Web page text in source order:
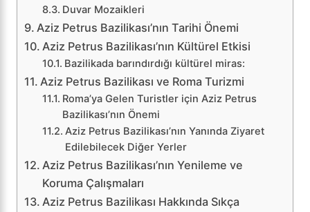
Duvar Mozaikleri
Aziz Petrus Bazilikası’nın Tarihi Önemi
Aziz Petrus Bazilikası’nın Kültürel Etkisi
Bazilikada barındırdığı kültürel miras:
Aziz Petrus Bazilikası ve Roma Turizmi
Roma’ya Gelen Turistler için Aziz Petrus
Bazilikası’nın Önemi
Aziz Petrus Bazilikası’nın Yanında Ziyaret
Edilebilecek Diğer Yerler
Aziz Petrus Bazilikası’nın Yenileme ve
Koruma Çalışmaları
Aziz Petrus Bazilikası Hakkında Sıkça